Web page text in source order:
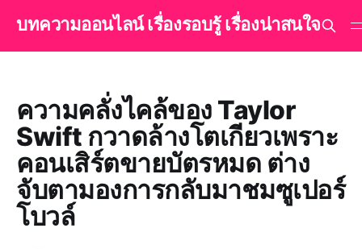
บทความออนไลน์ เรื่องรอบรู้ เรื่องน่าสนใจ
ความคลั่งไคล้ของ Taylor
Swift กวาดล้างโตเกียวเพราะ
คอนเสิร์ตขายบัตรหมด ต่าง
จับตามองการกลับมาชมซูเปอร์
โบวล์